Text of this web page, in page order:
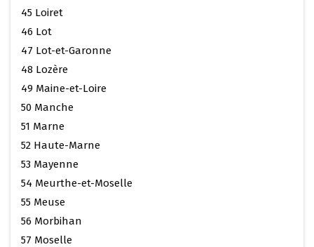
45 Loiret
46 Lot
47 Lot-et-Garonne
48 Lozère
49 Maine-et-Loire
50 Manche
51 Marne
52 Haute-Marne
53 Mayenne
54 Meurthe-et-Moselle
55 Meuse
56 Morbihan
57 Moselle